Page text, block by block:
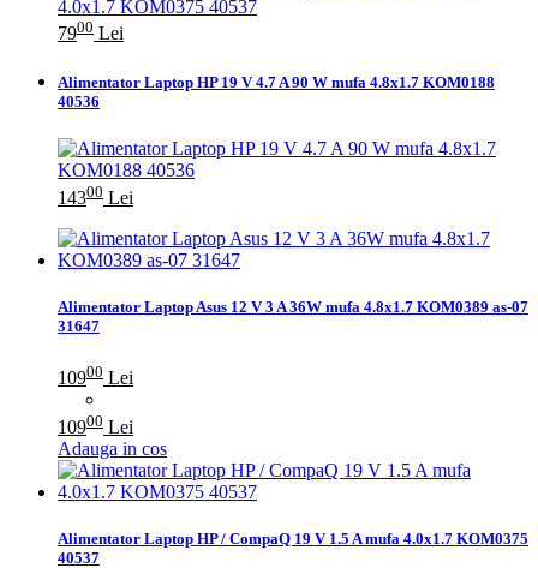
7900 Lei
Alimentator Laptop HP 19 V 4.7 A 90 W mufa 4.8x1.7 KOM0188
40536
14300 Lei
Alimentator Laptop Asus 12 V 3 A 36W mufa 4.8x1.7 KOM0389 as-07
31647
10900 Lei
10900 Lei
Adauga in cos
Alimentator Laptop HP / CompaQ 19 V 1.5 A mufa 4.0x1.7 KOM0375
40537